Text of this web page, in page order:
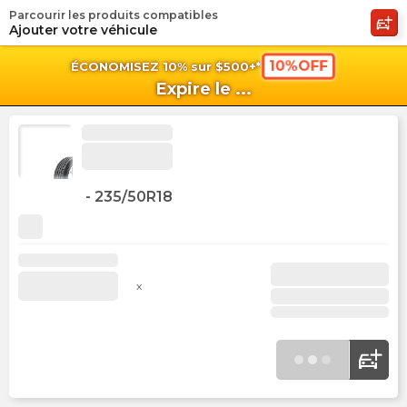
ÉCONOMISEZ 10% sur $500+* 10%OFF
Expire le ...
Parcourir les produits compatibles
Ajouter votre véhicule
- 235/50R18
x
shopping_cart